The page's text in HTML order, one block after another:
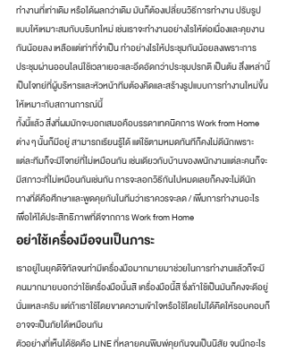
ทำงานที่เท่าเดิม หรือได้ผลกว่าเดิม มันก็ต้องเปลี่ยนวิธีการทำงาน ปรับรูป
แบบให้เหมาะสมกับบริบทใหม่ เช่นเราจะทำงานอย่างไรให้ต่อเนื่องและคุยงาน
กันน้อยลง เหลือแต่เท่าที่จำเป็น ทำอย่างไรให้ประชุมกันน้อยลงเพราะการ
ประชุมผ่านออนไลน์ใช้เวลาเยอะและอึดอัดกว่าประชุมปรกติ เป็นต้น สิ่งเหล่านี้
เป็นโจทย์ที่ผู้บริหารและหัวหน้าทีมต้องคิดและสร้างรูปแบบการทำงานใหม่ขึ้น
ให้เหมาะกับสถานการณ์นี้
ทั้งนี้แล้ว สิ่งที่ผมมักจะบอกเสมอคือบรรดาเทคนิคการ Work from Home
ต่าง ๆ นั้นก็มีอยู่ สามารถเรียนรู้ได้ แต่ใช้ตามหมดทันทีก็คงไม่ดีนักเพราะ
แต่ละทีมก็จะมีโจทย์ที่ไม่เหมือนกัน เช่นเดียวกับบ้านของพนักงานแต่ละคนก็จะ
มีสภาวะที่ไม่เหมือนกันเช่นกัน การจะลอกวิธีกันไปหมดเลยก็คงจะไม่ดีนัก
ทางที่ดีคือศึกษาและพูดคุยกันในทีมว่าเราควรจะลด / เพิ่มการทำงานอะไร
เพื่อให้ได้ประสิทธิภาพที่ดีจากการ Work from Home
อย่าใช้เครื่องมือจนเป็นภาระ
เราอยู่ในยุคดิจิทัลจนทำมีเครื่องมือมากมายมาช่วยในการทำงานแล้วก็จะมี
คนมากมายบอกว่าใช้เครื่องมือนั้นสิ เครื่องมือนี้สิ ซึ่งถ้าใช้เป็นมันก็คงจะดีอยู่
นั่นแหละครับ แต่ถ้าเราใช้โดยขาดความเข้าใจหรือใช้โดยไม่ได้คิดให้รอบคอบก็
อาจจะเป็นภัยได้เหมือนกัน
ตัวอย่างที่เห็นได้ชัดคือ LINE ที่หลายคนพิมพ์คุยกันจนเป็นนิสัย จนนึกอะไร